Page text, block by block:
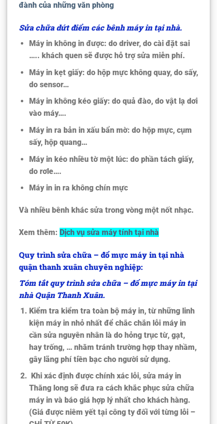
đành của những văn phòng
Sửa chữa dứt điểm các bênh máy in tại nhà.
Máy in không in được: do driver, do cài đặt sai
….. khách quen sẽ được hỗ trợ sửa miễn phí.
Máy in kẹt giấy: do hộp mực không quay, do sấy,
do sensor…
Máy in không kéo giấy: do quả đào, do vật lạ dơi
vào máy….
Máy in ra bản in xấu bẩn mờ: do hộp mực, cụm
sấy, hộp quang…
Máy in kéo nhiều tờ một lúc: do phần tách giấy,
do rơle….
Máy in in ra không chín mực
Và nhiều bênh khác sửa trong vòng một nốt nhạc.
Xem thêm: Dịch vụ sửa máy tính tại nhà
Quy trình sửa chữa – đổ mực máy in tại nhà
quận thanh xuân chuyên nghiệp:
Tóm tắt quy trình sửa chữa – đổ mực máy in tại
nhà Quận Thanh Xuân.
Kiểm tra kiểm tra toàn bộ máy in, từ những linh
kiện máy in nhỏ nhất để chắc chắn lỗi máy in
cần sửa nguyên nhân là do hỏng trục từ, gạt,
hay trống, … nhằm tránh trường hợp thay nhầm,
gây lãng phí tiền bạc cho người sử dụng.
Khi xác định được chính xác lỗi, sửa máy in
Thăng long sẽ đưa ra cách khắc phục sửa chữa
máy in và báo giá hợp lý nhất cho khách hàng.
(Giá được niêm yết tại công ty đối với từng lỗi –